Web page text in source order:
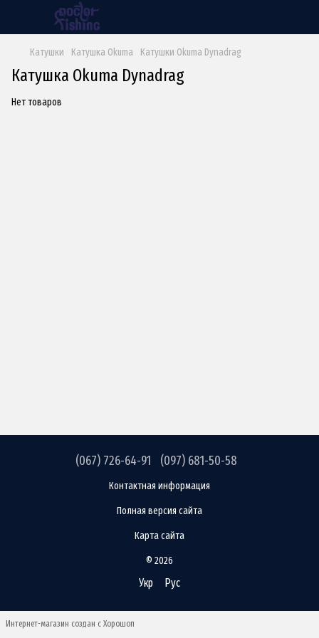
Катушки Катушка Okuma Катушки Okuma Dynadrag
Катушка Okuma Dynadrag
Нет товаров
(067) 726-64-91 (097) 681-50-58
Контактная информация
Полная версия сайта
Карта сайта
© 2026
Укр Рус
Интернет-магазин создан с Хорошоп